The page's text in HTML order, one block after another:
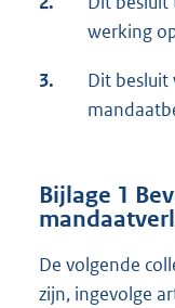
werking
3.
Dit besluit
Bijlage 1
De volgende
zijn, ingevolge